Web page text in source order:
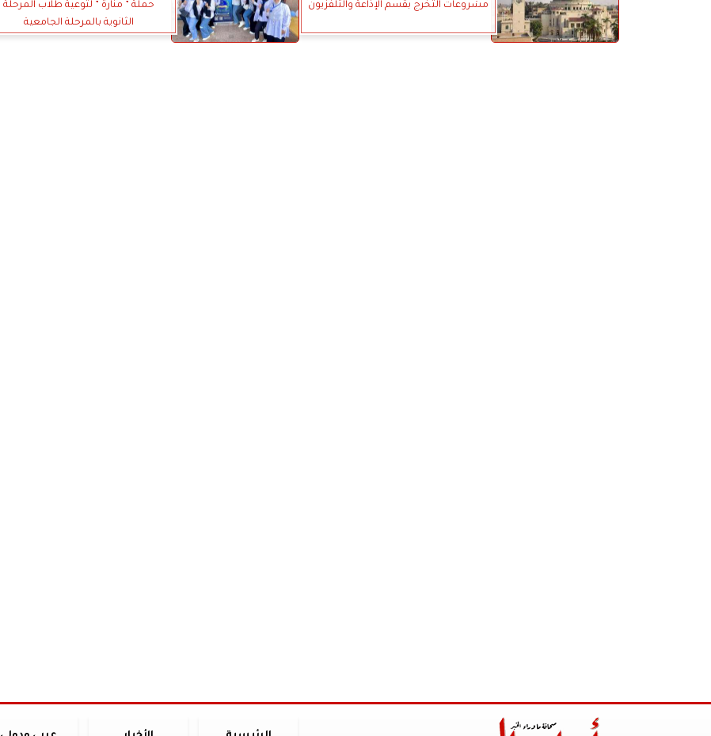
مشروعات التخرج بقسم الإذاعة والتلفزيون
حملة ” منارة ” لتوعية طلاب المرحلة
الثانوية بالمرحلة الجامعية